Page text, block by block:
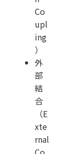
Co
upl
ing
）
外
部
結
合
（E
xte
rnal